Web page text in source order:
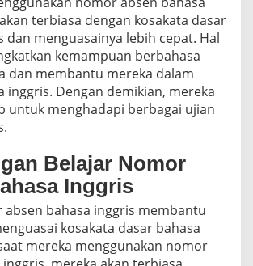
terbiasa dengan kosakata dasar
dan menguasainya lebih cepat. Hal
kemampuan berbahasa
dan membantu mereka dalam
inggris. Dengan demikian, mereka
untuk menghadapi berbagai ujian
Belajar Nomor
Inggris
absen bahasa inggris membantu
kosakata dasar bahasa
mereka menggunakan nomor